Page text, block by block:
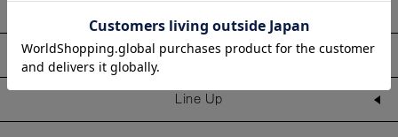
Information
Line Up